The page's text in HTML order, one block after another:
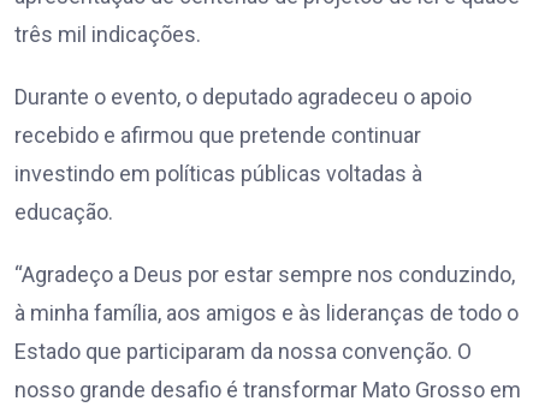
três mil indicações.
Durante o evento, o deputado agradeceu o apoio
recebido e afirmou que pretende continuar
investindo em políticas públicas voltadas à
educação.
“Agradeço a Deus por estar sempre nos conduzindo,
à minha família, aos amigos e às lideranças de todo o
Estado que participaram da nossa convenção. O
nosso grande desafio é transformar Mato Grosso em